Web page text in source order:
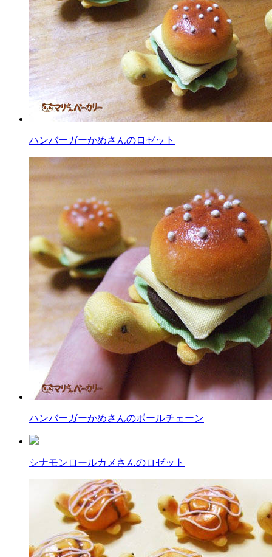
ハンバーガーかめさんのロゼット
ハンバーガーかめさんのボールチェーン
シナモンロールカメさんのロゼット